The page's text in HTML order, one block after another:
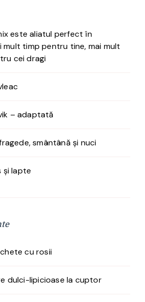
este aliatul perfect în
mult timp pentru tine, mai mult
cei dragi
– adaptată
smântână și nuci
și lapte
cu rosii
dulci-lipicioase la cuptor